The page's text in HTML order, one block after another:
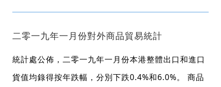
二零一九年一月份對外商品貿易統計
統計處公佈，二零一九年一月份本港整體出口和進口
貨值均錄得按年跌幅，分別下跌0.4%和6.0%。 商品